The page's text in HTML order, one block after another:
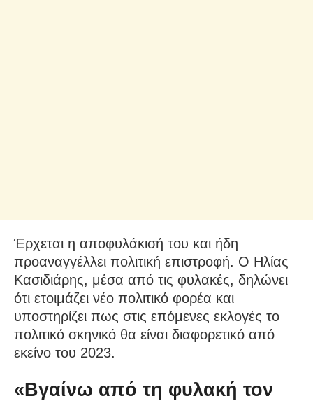
Έρχεται η αποφυλάκισή του και ήδη
προαναγγέλλει πολιτική επιστροφή. Ο Ηλίας
Κασιδιάρης, μέσα από τις φυλακές, δηλώνει
ότι ετοιμάζει νέο πολιτικό φορέα και
υποστηρίζει πως στις επόμενες εκλογές το
πολιτικό σκηνικό θα είναι διαφορετικό από
εκείνο του 2023.
«Βγαίνω από τη φυλακή τον